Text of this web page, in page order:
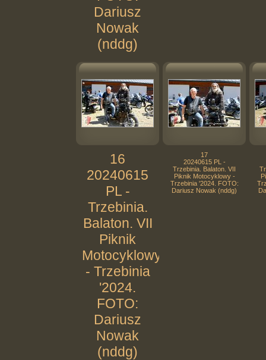
Dariusz
Nowak
(nddg)
16
20240615
PL -
Trzebinia.
Balaton. VII
Piknik
Motocyklowy
- Trzebinia
'2024.
FOTO:
Dariusz
Nowak
(nddg)
17
20240615 PL -
Trzebinia. Balaton. VII
Piknik Motocyklowy -
Trzebinia '2024. FOTO:
Dariusz Nowak (nddg)